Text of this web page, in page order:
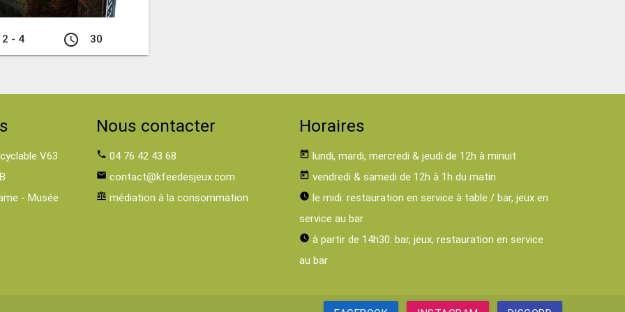
2 - 4 access_time 30
V63
- Musée
Nous contacter
phone 04 76 42 43 68
email contact@kfeedesjeux.com
balance médiation à la consommation
Horaires
today lundi, mardi, mercredi & jeudi de 12h à minuit
today vendredi & samedi de 12h à 1h du matin
watch_later le midi: restauration en service à table / bar, jeux en
service au bar
watch_later à partir de 14h30: bar, jeux, restauration en service
au bar